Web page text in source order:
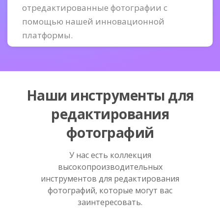
отредактированные фотографии с
помощью нашей инновационной
платформы.
Наши инструменты для
редактирования
фотографий
У нас есть коллекция
высокопроизводительных
инструментов для редактирования
фотографий, которые могут вас
заинтересовать.